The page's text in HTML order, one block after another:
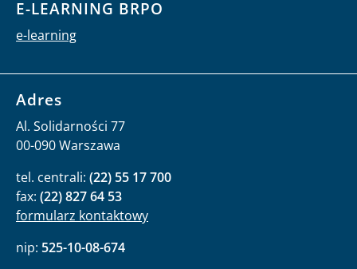
E-LEARNING BRPO
e-learning
Adres
Al. Solidarności 77
00-090 Warszawa
tel. centrali: (22) 55 17 700
fax: (22) 827 64 53
formularz kontaktowy
nip: 525-10-08-674